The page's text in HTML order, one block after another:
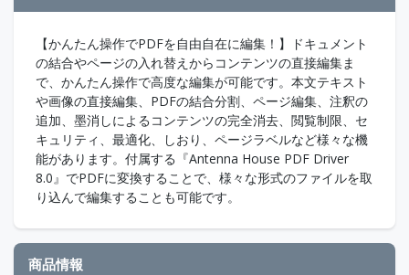
【かんたん操作でPDFを自由自在に編集！】ドキュメント
の結合やページの入れ替えからコンテンツの直接編集ま
で、かんたん操作で高度な編集が可能です。本文テキスト
や画像の直接編集、PDFの結合分割、ページ編集、注釈の
追加、墨消しによるコンテンツの完全消去、閲覧制限、セ
キュリティ、最適化、しおり、ページラベルなど様々な機
能があります。付属する『Antenna House PDF Driver
8.0』でPDFに変換することで、様々な形式のファイルを取
り込んで編集することも可能です。
商品情報